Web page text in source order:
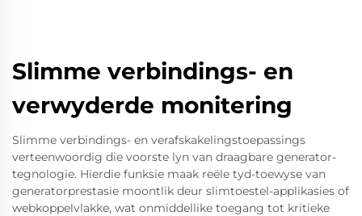
Slimme verbindings- en
verwyderde monitering
Slimme verbindings- en verafskakelingstoepassings
verteenwoordig die voorste lyn van draagbare generator-
tegnologie. Hierdie funksie maak reële tyd-toewyse van
generatorprestasie moontlik deur slimtoestel-applikasies of
webkoppelvlakke, wat onmiddellike toegang tot kritieke